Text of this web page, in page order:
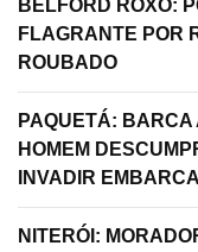
BELFORD ROXO:
FLAGRANTE POR
ROUBADO
PAQUETÁ: BARCA
HOMEM
INVADIR
NITERÓI: